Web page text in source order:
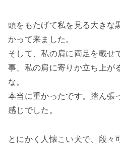
頭をもたげて私を見る大きな
かって来ました。
そして、私の肩に両足を載せ
事、私の肩に寄りか立ち上が
な。
本当に重かったです。踏ん張
感じでした。
とにかく人懐こい犬で、段々